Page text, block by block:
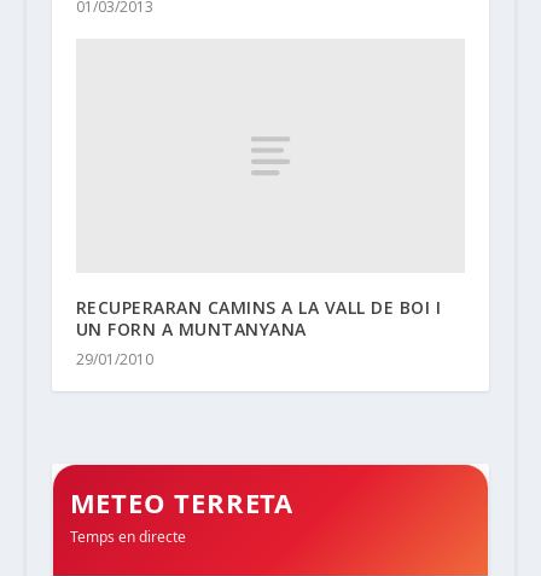
01/03/2013
RECUPERARAN CAMINS A LA VALL DE BOI I
UN FORN A MUNTANYANA
29/01/2010
METEO TERRETA
Temps en directe